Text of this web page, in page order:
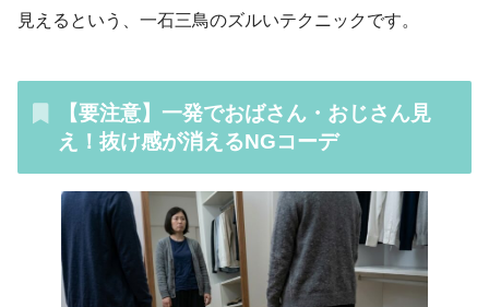
見えるという、一石三鳥のズルいテクニックです。
【要注意】一発でおばさん・おじさん見
え！抜け感が消えるNGコーデ